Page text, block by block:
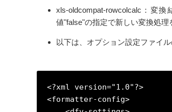
xls-oldcompat-rowcolcalc：変
値"false"の指定で新しい変換処理
以下は、オプション設定ファイル
<?xml version="1.0"?>
<formatter-config>